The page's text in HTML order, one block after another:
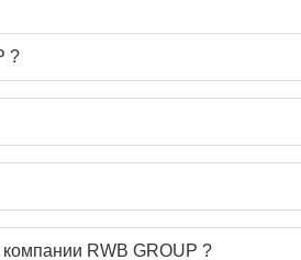
?
RWB GROUP ?